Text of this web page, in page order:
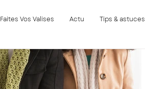
Faites Vos Valises Actu Tips & astuces